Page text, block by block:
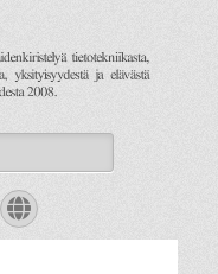
2008.
Website